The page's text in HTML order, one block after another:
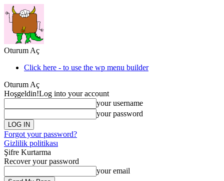
Oturum Aç
Click here - to use the wp menu builder
Oturum Aç
Hoşgeldin!Log into your account
your username
your password
Forgot your password?
Gizlilik politikası
Şifre Kurtarma
Recover your password
your email